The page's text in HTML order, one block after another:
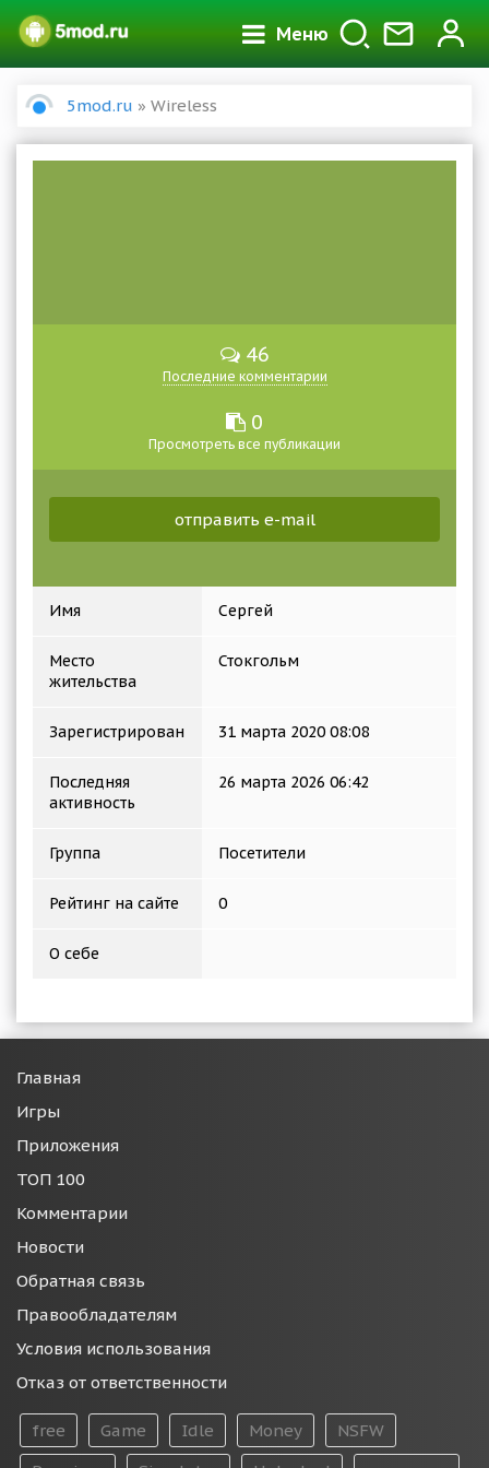
Меню
5mod.ru » Wireless
46
Последние комментарии
0
Просмотреть все публикации
отправить e-mail
Имя Сергей
Место
жительства
Стокгольм
Зарегистрирован 31 марта 2020 08:08
Последняя
активность
26 марта 2026 06:42
Группа Посетители
Рейтинг на сайте 0
О себе
Главная
Игры
Приложения
ТОП 100
Комментарии
Новости
Обратная связь
Правообладателям
Условия использования
Отказ от ответственности
free Game Idle Money
NSFW